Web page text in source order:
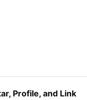
Profile, and Link